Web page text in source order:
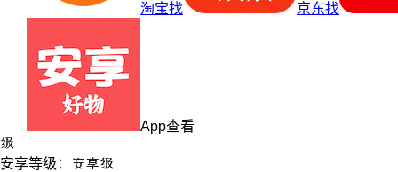
淘宝找 京东找
App查看
级
安享等级： 安享级